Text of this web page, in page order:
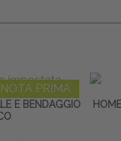
PRIMA
E BENDAGGIO